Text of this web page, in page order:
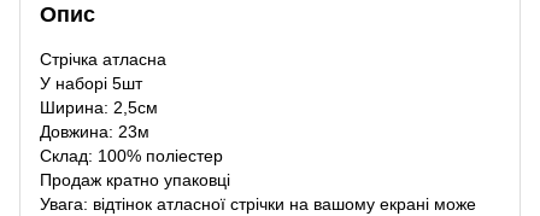
Опис
Стрічка атласна
У наборі 5шт
Ширина: 2,5см
Довжина: 23м
Склад: 100% поліестер
Продаж кратно упаковці
Увага: відтінок атласної стрічки на вашому екрані може